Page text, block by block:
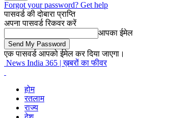
Forgot your password? Get help
पासवर्ड की दोबारा प्राप्ति
अपना पासवर्ड रिकवर करें
आपका ईमेल
एक पासवर्ड आपको ईमेल कर दिया जाएगा।
News India 365 | ख़बरों का फीवर
होम
रतलाम
राज्य